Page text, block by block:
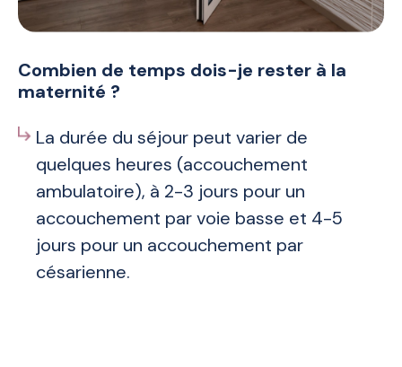
Combien de temps dois-je rester à la
maternité ?
La durée du séjour peut varier de
quelques heures (accouchement
ambulatoire), à 2-3 jours pour un
accouchement par voie basse et 4-5
jours pour un accouchement par
césarienne.